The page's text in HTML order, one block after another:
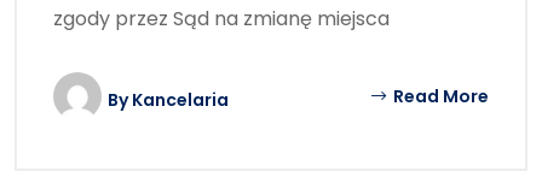
zgody przez Sąd na zmianę miejsca
ByKancelaria Read More